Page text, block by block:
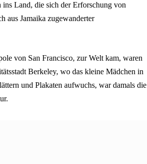
Land, die sich der Erforschung von
aus Jamaika zugewanderter
von San Francisco, zur Welt kam, waren
Berkeley, wo das kleine Mädchen in
und Plakaten aufwuchs, war damals die